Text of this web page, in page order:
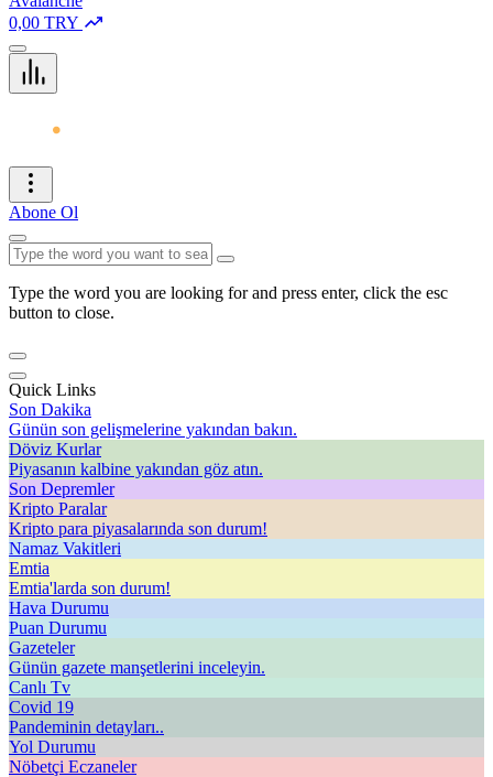
0,00 TRY
Abone Ol
Type the word you are looking for and press enter, click the esc
button to close.
Quick Links
Son Dakika
Günün son gelişmelerine yakından bakın.
Döviz Kurlar
Piyasanın kalbine yakından göz atın.
Son Depremler
Kripto Paralar
Kripto para piyasalarında son durum!
Namaz Vakitleri
Emtia
Emtia'larda son durum!
Hava Durumu
Puan Durumu
Gazeteler
Günün gazete manşetlerini inceleyin.
Canlı Tv
Covid 19
Pandeminin detayları..
Yol Durumu
Nöbetçi Eczaneler